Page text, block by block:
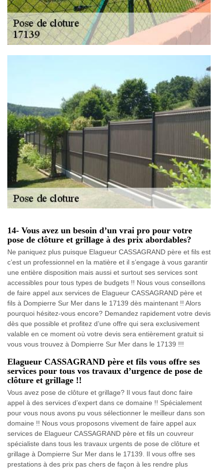
14- Vous avez un besoin d’un vrai pro pour votre
pose de clôture et grillage à des prix abordables?
Ne paniquez plus puisque Elagueur CASSAGRAND père et fils est
c’est un professionnel en la matière et il s’engage à vous garantir
une entière disposition mais aussi et surtout ses services sont
accessibles pour tous types de budgets !! Nous vous conseillons
de faire appel aux services de Elagueur CASSAGRAND père et
fils à Dompierre Sur Mer dans le 17139 dès maintenant !! Alors
pourquoi hésitez-vous encore? Demandez rapidement votre devis
dès que possible et profitez d’une offre qui sera exclusivement
valable en ce moment où votre devis sera entièrement gratuit si
vous vous trouvez à Dompierre Sur Mer dans le 17139 !!!
Elagueur CASSAGRAND père et fils vous offre ses
services pour tous vos travaux d’urgence de pose de
clôture et grillage !!
Vous avez pose de clôture et grillage? Il vous faut donc faire
appel à des services d’expert dans ce domaine !! Spécialement
pour vous nous avons pu vous sélectionner le meilleur dans son
domaine !! Nous vous proposons vivement de faire appel aux
services de Elagueur CASSAGRAND père et fils un couvreur
spécialiste dans tous les travaux urgents de pose de clôture et
grillage à Dompierre Sur Mer dans le 17139. Il vous offre ses
prestations à des prix pas chers de façon à les rendre plus